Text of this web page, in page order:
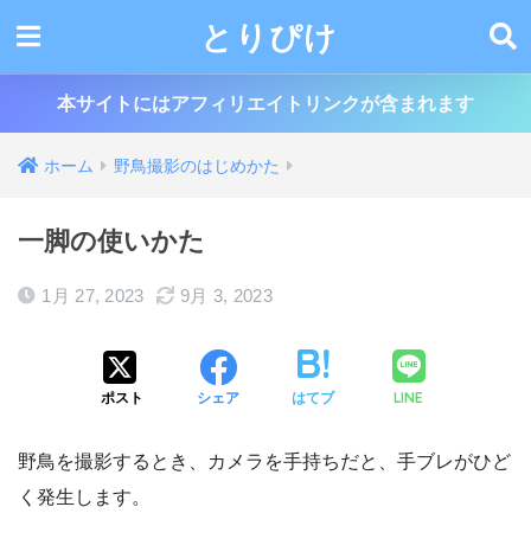
とりぴけ
本サイトにはアフィリエイトリンクが含まれます
ホーム 野鳥撮影のはじめかた
一脚の使いかた
1月 27, 2023 9月 3, 2023
ポスト シェア はてブ LINE
野鳥を撮影するとき、カメラを手持ちだと、手ブレがひど
く発生します。